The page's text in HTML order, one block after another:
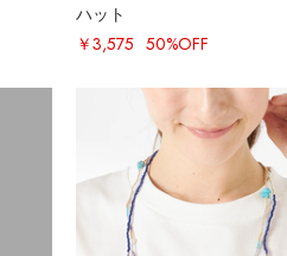
ハット
￥3,575 50%OFF